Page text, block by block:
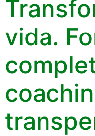
vida.